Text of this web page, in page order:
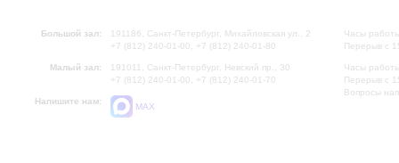
Большой зал:
191186, Санкт-Петербург, Михайловская ул., 2
+7 (812) 240-01-00, +7 (812) 240-01-80
Малый зал:
191011, Санкт-Петербург, Невский пр., 30
+7 (812) 240-01-00, +7 (812) 240-01-70
Напишите нам:
MAX
Часы
Перерыв с
Часы
Перерыв с
Вопросы